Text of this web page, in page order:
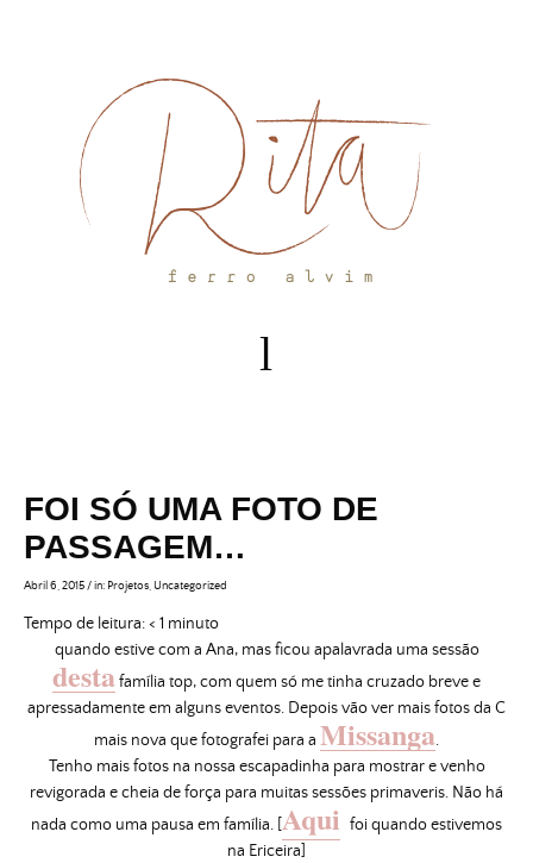
FOI SÓ UMA FOTO DE
PASSAGEM…
Abril 6, 2015/in: Projetos Uncategorized
Tempo de leitura:< 1 minuto
quando estive com a Ana, mas ficou apalavrada uma sessão
destafamília top, com quem só me tinha cruzado breve e
apressadamente em alguns eventos. Depois vão ver mais fotos da C
mais nova que fotografei para a Missanga.
Tenho mais fotos na nossa escapadinha para mostrar e venho
revigorada e cheia de força para muitas sessões primaveris. Não há
nada como uma pausa em família. [Aqui foi quando estivemos
na Ericeira]